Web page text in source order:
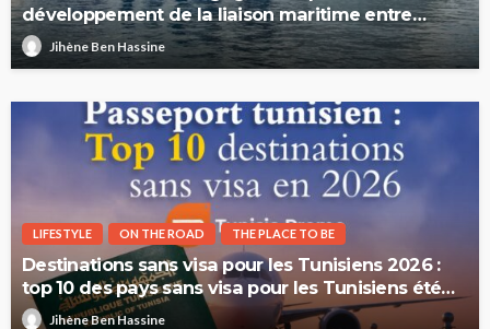
développement de la liaison maritime entre
l’Italie et la Tunisie
Jihène Ben Hassine
LIFESTYLE ON THE ROAD THE PLACE TO BE
Destinations sans visa pour les Tunisiens 2026 :
top 10 des pays sans visa pour les Tunisiens été
2026Jihène Ben Hassine